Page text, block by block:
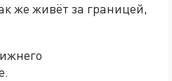
же живёт за границей,